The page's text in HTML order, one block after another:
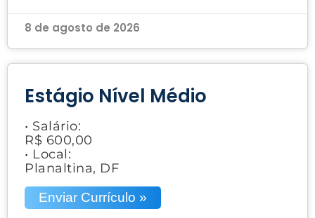
8 de agosto de 2026
Estágio Nível Médio
• Salário:
R$ 600,00
• Local:
Planaltina, DF
Enviar Currículo »